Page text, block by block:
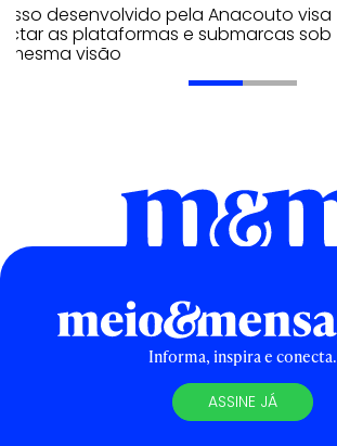
desenvolvido pela Anacouto visa
as plataformas e submarcas sob
mesma visão
Informa, inspira e conecta.
ASSINE JÁ